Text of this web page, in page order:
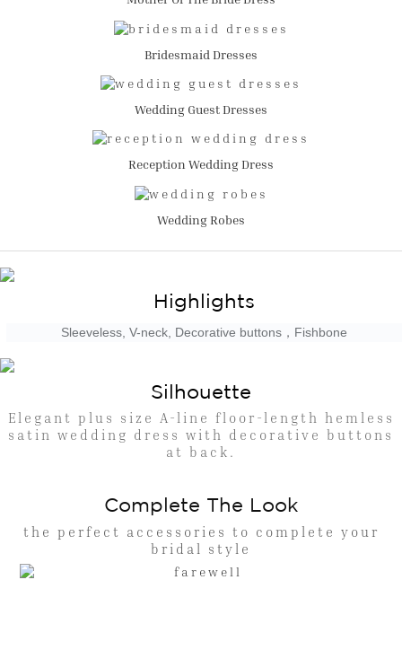
Bridesmaid Dresses
Wedding Guest Dresses
Reception Wedding Dress
Wedding Robes
Highlights
Sleeveless, V-neck, Decorative buttons，Fishbone
Silhouette
Elegant plus size A-line floor-length hemless
satin wedding dress with decorative buttons
at back.
Complete The Look
the perfect accessories to complete your
bridal style